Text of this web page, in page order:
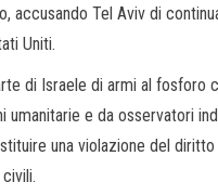
accusando Tel Aviv di
Uniti.
di Israele di armi al fosforo
e da osservatori
una violazione del